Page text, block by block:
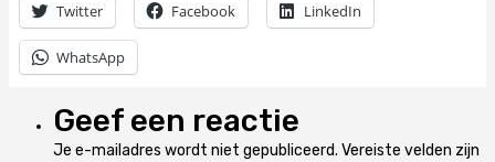
Twitter Facebook LinkedIn
WhatsApp
Geef een reactie
Je e-mailadres wordt niet gepubliceerd. Vereiste velden zijn